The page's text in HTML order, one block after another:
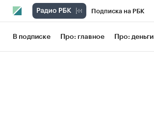
Подписка на РБК
РБК Вино
В подписке Про: главное Про: деньги